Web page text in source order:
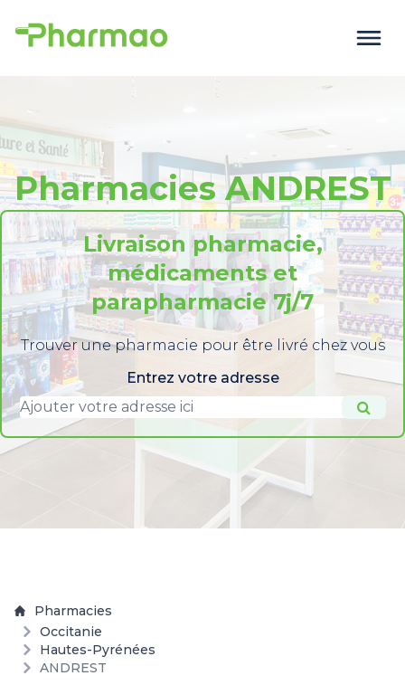
Pharmacies ANDREST
Livraison pharmacie,
médicaments et
parapharmacie 7j/7
Trouver une pharmacie pour être livré chez vous
Entrez votre adresse
Pharmacies
Occitanie
Hautes-Pyrénées
ANDREST